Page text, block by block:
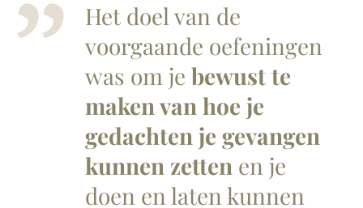
Het doel van de
voorgaande oefeningen
was om je bewust te
maken van hoe je
gedachten je gevangen
kunnen zetten en je
doen en laten kunnen